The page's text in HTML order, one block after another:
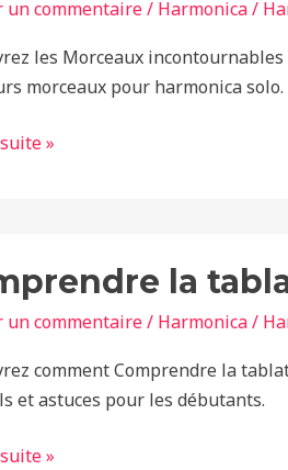
un commentaire/ Harmonica/
les Morceaux
morceaux pour harmonica solo.
»
la
un commentaire/ Harmonica/
comment Comprendre la
et astuces pour les débutants.
»